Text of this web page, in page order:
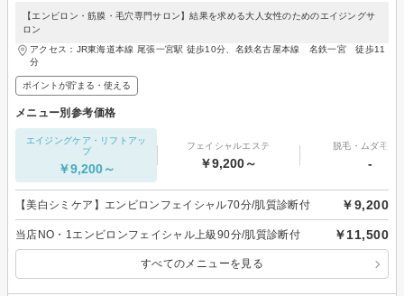
【エンビロン・筋膜・毛穴専門サロン】結果を求める大人女性のためのエイジングサ
ロン
アクセス：JR東海道本線 尾張一宮駅 徒歩10分、名鉄名古屋本線 名鉄一宮 徒歩11
分
ポイントが貯まる・使える
メニュー別参考価格
エイジングケア・リフトアッ
プ
￥9,200～
フェイシャルエステ
￥9,200～
脱毛・ムダ毛処
-
【美白シミケア】エンビロンフェイシャル70分/肌質診断付 ￥9,200
当店NO・1エンビロンフェイシャル上級90分/肌質診断付 ￥11,500
すべてのメニューを見る